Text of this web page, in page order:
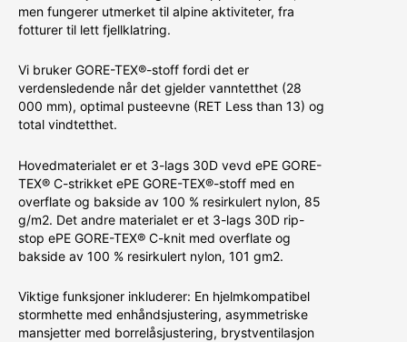
men fungerer utmerket til alpine aktiviteter, fra
fotturer til lett fjellklatring.
Vi bruker GORE-TEX®-stoff fordi det er
verdensledende når det gjelder vanntetthet (28
000 mm), optimal pusteevne (RET Less than 13) og
total vindtetthet.
Hovedmaterialet er et 3-lags 30D vevd ePE GORE-
TEX® C-strikket ePE GORE-TEX®-stoff med en
overflate og bakside av 100 % resirkulert nylon, 85
g/m2. Det andre materialet er et 3-lags 30D rip-
stop ePE GORE-TEX® C-knit med overflate og
bakside av 100 % resirkulert nylon, 101 gm2.
Viktige funksjoner inkluderer: En hjelmkompatibel
stormhette med enhåndsjustering, asymmetriske
mansjetter med borrelåsjustering, brystventilasjon